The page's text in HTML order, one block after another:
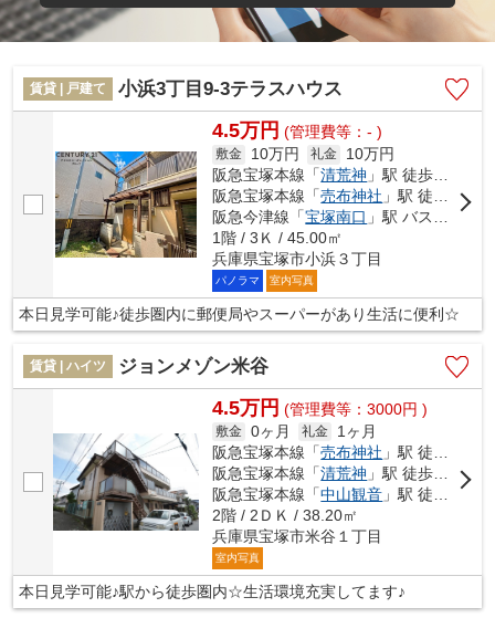
賃貸 | 戸建て 小浜3丁目9-3テラスハウス
4.5万円 (管理費等：- )
敷金 10万円 礼金
10万円
阪急宝塚本線「清荒神 」駅 徒歩20分
阪急宝塚本線「売布神社 」駅 徒歩21分
阪急今津線「宝塚南口 」駅 バス5分 「小浜（兵庫県）」 停歩2分
1階 / 3Ｋ / 45.00㎡
兵庫県宝塚市小浜３丁目
パノラマ 室内写真
本日見学可能♪徒歩圏内に郵便局やスーパーがあり生活に便利☆
賃貸 | ハイツ ジョンメゾン米谷
4.5万円 (管理費等：3000円 )
敷金 0ヶ月 礼金
1ヶ月
阪急宝塚本線「売布神社 」駅 徒歩9分
阪急宝塚本線「清荒神 」駅 徒歩11分
阪急宝塚本線「中山観音 」駅 徒歩21分
2階 / 2ＤＫ / 38.20㎡
兵庫県宝塚市米谷１丁目
室内写真
本日見学可能♪駅から徒歩圏内☆生活環境充実してます♪